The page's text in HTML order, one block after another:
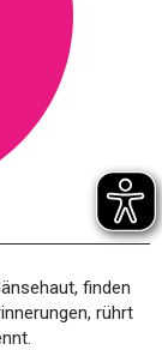
finden
rührt